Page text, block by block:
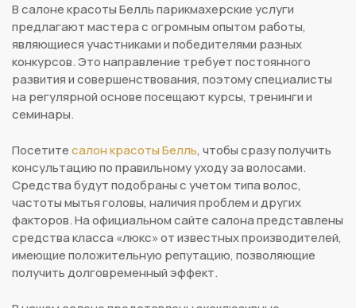
В салоне красоты Белль парикмахерские услуги
предлагают мастера с огромным опытом работы,
являющиеся участниками и победителями разных
конкурсов. Это направление требует постоянного
развития и совершенствования, поэтому специалисты
на регулярной основе посещают курсы, тренинги и
семинары.
Посетитесалон красоты Белль, чтобы сразу получить
консультацию по правильному уходу за волосами.
Средства будут подобраны с учетом типа волос,
частоты мытья головы, наличия проблем и других
факторов. На официальном сайте салона представлены
средства класса «люкс» от известных производителей,
имеющие положительную репутацию, позволяющие
получить долговременный эффект.